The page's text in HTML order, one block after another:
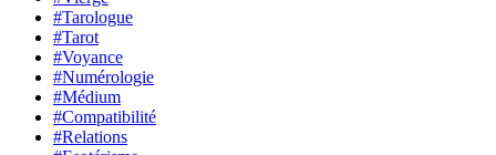
#Tarologue
#Tarot
#Voyance
#Numérologie
#Médium
#Compatibilité
#Relations